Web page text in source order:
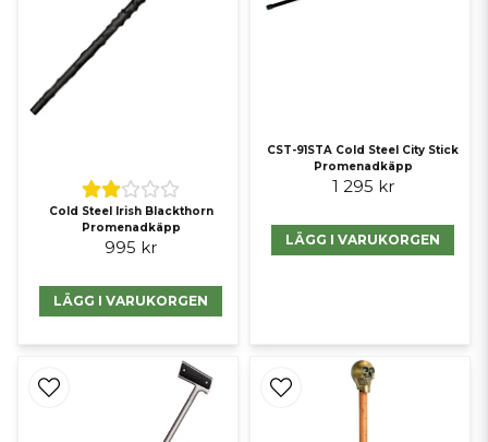
Cold Steel Irish Blackthorn
Promenadkäpp
995 kr
LÄGG I VARUKORGEN
CST-91STA Cold Steel City Stick
Promenadkäpp
1 295 kr
LÄGG I VARUKORGEN